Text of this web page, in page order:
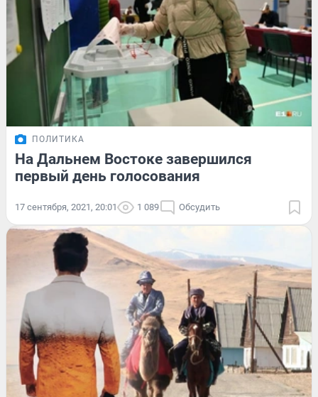
ПОЛИТИКА
На Дальнем Востоке завершился
первый день голосования
17 сентября, 2021, 20:01 1 089 Обсудить